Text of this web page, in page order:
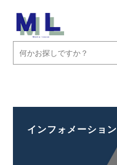
インフォメーション